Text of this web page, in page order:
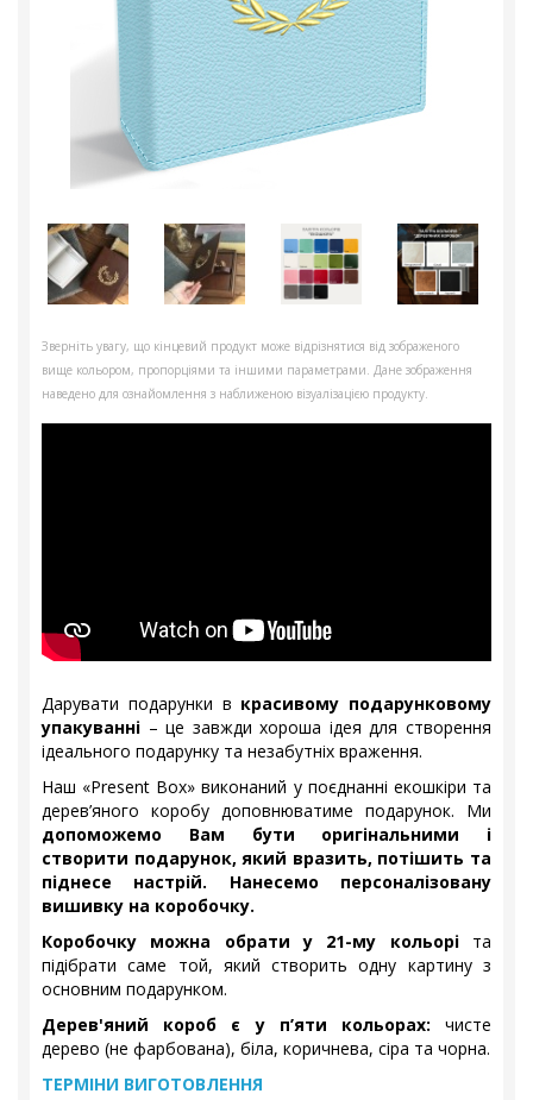
Зверніть увагу, що кінцевий продукт може відрізнятися від зображеного
вище кольором, пропорціями та іншими параметрами. Дане зображення
наведено для ознайомлення з наближеною візуалізацією продукту.
Дарувати подарунки в красивому подарунковому
упакуванні – це завжди хороша ідея для створення
ідеального подарунку та незабутніх враження.
Наш «Present Box» виконаний у поєднанні екошкіри та
дерев’яного коробу доповнюватиме подарунок. Ми
допоможемо Вам бути оригінальними і
створити подарунок, який вразить, потішить та
піднесе настрій. Нанесемо персоналізовану
вишивку на коробочку.
Коробочку можна обрати у 21-му кольоріта
підібрати саме той, який створить одну картину з
основним подарунком.
Дерев'яний короб є у п’яти кольорах: чисте
дерево (не фарбована), біла, коричнева, сіра та чорна.
ТЕРМІНИ ВИГОТОВЛЕННЯ